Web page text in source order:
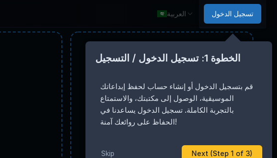
العربية تسجيل الدخول
الخطوة 1: تسجيل الدخول / التسجيل
قم بتسجيل الدخول أو إنشاء حساب لحفظ إبداعاتك
الموسيقية، الوصول إلى مكتبتك، والاستمتاع
بالتجربة الكاملة. تسجيل الدخول يساعدنا في
الحفاظ على روائعك آمنة!
Skip Next (Step 1 of 3)